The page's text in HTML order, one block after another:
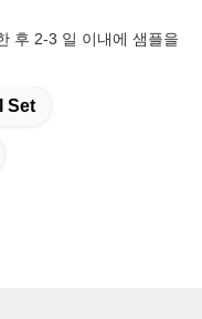
후 2-3 일 이내에 샘플을
Set